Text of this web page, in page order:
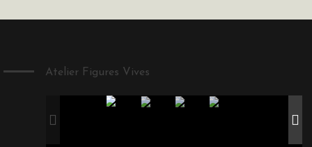
Atelier Figures Vives